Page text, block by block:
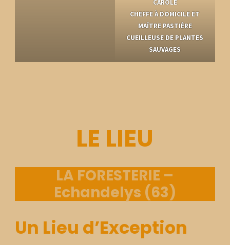
CAROLE
CHEFFE À DOMICILE ET
MAÎTRE PASTIÈRE
CUEILLEUSE DE PLANTES
SAUVAGES
LE LIEU
LA FORESTERIE –
Echandelys (63)
Un Lieu d’Exception